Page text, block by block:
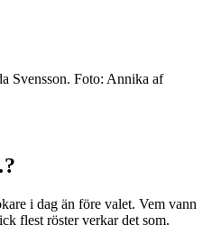
Svensson. Foto: Annika af
i dag än före valet. Vem vann
flest röster verkar det som.